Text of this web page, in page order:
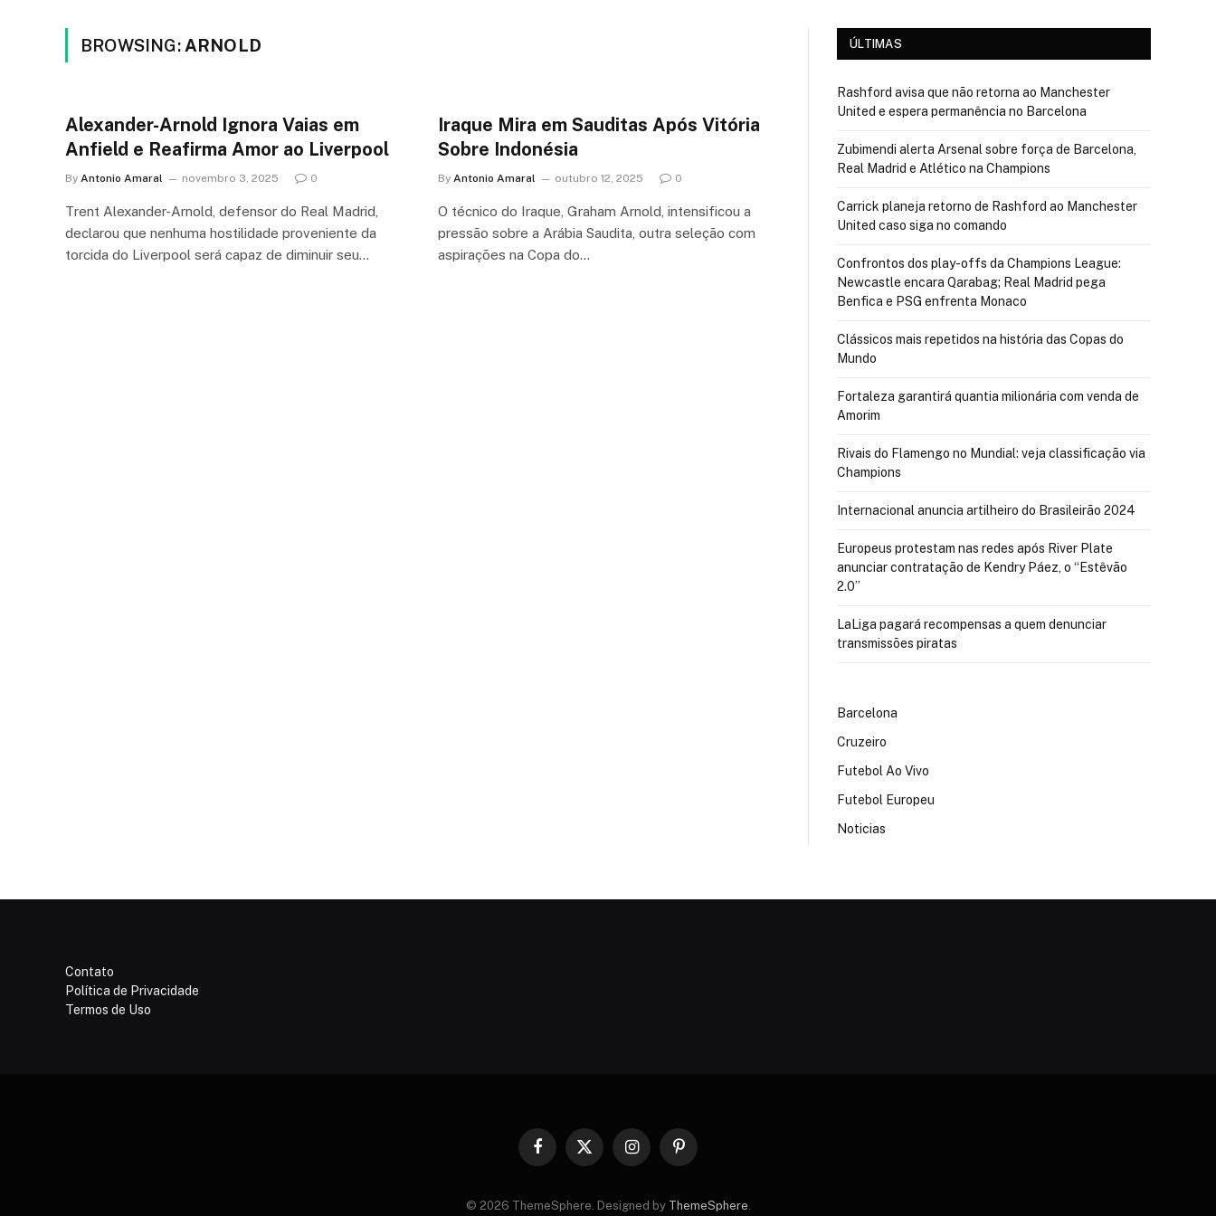
BROWSING: ARNOLD
Alexander-Arnold Ignora Vaias em
Anfield e Reafirma Amor ao Liverpool
By Antonio Amaral novembro 3, 2025 0
Trent Alexander-Arnold, defensor do Real Madrid,
declarou que nenhuma hostilidade proveniente da
torcida do Liverpool será capaz de diminuir seu…
Iraque Mira em Sauditas Após Vitória
Sobre Indonésia
By Antonio Amaral outubro 12, 2025 0
O técnico do Iraque, Graham Arnold, intensificou a
pressão sobre a Arábia Saudita, outra seleção com
aspirações na Copa do…
ÚLTIMAS
Rashford avisa que não retorna ao Manchester
United e espera permanência no Barcelona
Zubimendi alerta Arsenal sobre força de Barcelona,
Real Madrid e Atlético na Champions
Carrick planeja retorno de Rashford ao Manchester
United caso siga no comando
Confrontos dos play-offs da Champions League:
Newcastle encara Qarabag; Real Madrid pega
Benfica e PSG enfrenta Monaco
Clássicos mais repetidos na história das Copas do
Mundo
Fortaleza garantirá quantia milionária com venda de
Amorim
Rivais do Flamengo no Mundial: veja classificação via
Champions
Internacional anuncia artilheiro do Brasileirão 2024
Europeus protestam nas redes após River Plate
anunciar contratação de Kendry Páez, o “Estêvão
2.0”
LaLiga pagará recompensas a quem denunciar
transmissões piratas
Barcelona
Cruzeiro
Futebol Ao Vivo
Futebol Europeu
Noticias
Contato
Política de Privacidade
Termos de Uso
Facebook
X
InstagramPinterest
© 2026 ThemeSphere. Designed by ThemeSphere.